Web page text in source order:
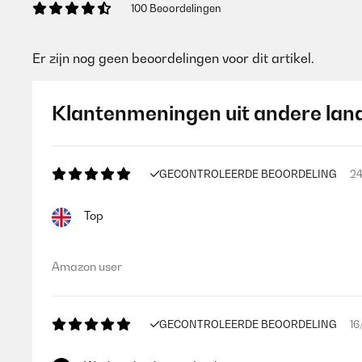
100 Beoordelingen
Er zijn nog geen beoordelingen voor dit artikel.
Klantenmeningen uit andere
GECONTROLEERDE BEOORDELING
Top
Amazon user
GECONTROLEERDE BEOORDELING